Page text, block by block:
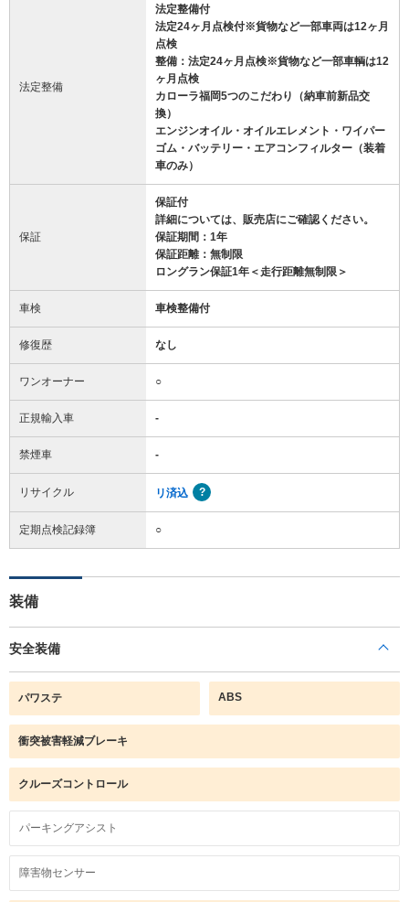
法定整備
法定整備付
法定24ヶ月点検付※貨物など一部車両は12ヶ月
点検
整備：法定24ヶ月点検※貨物など一部車輌は12
ヶ月点検
カローラ福岡5つのこだわり（納車前新品交
換）
エンジンオイル・オイルエレメント・ワイパー
ゴム・バッテリー・エアコンフィルター（装着
車のみ）
保証
保証付
詳細については、販売店にご確認ください。
保証期間：1年
保証距離：無制限
ロングラン保証1年＜走行距離無制限＞
車検 車検整備付
修復歴 なし
ワンオーナー ○
正規輸入車 -
禁煙車 -
リサイクル リ済込
定期点検記録簿 ○
装備
安全装備
パワステ ABS
衝突被害軽減ブレーキ
クルーズコントロール
パーキングアシスト
障害物センサー